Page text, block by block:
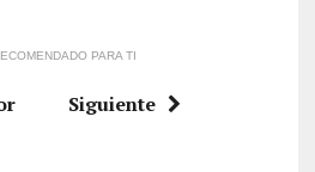
PARA TI
Siguiente